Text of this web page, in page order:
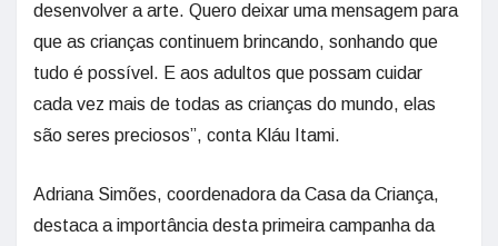
desenvolver a arte. Quero deixar uma mensagem para
que as crianças continuem brincando, sonhando que
tudo é possível. E aos adultos que possam cuidar
cada vez mais de todas as crianças do mundo, elas
são seres preciosos”, conta Kláu Itami.
Adriana Simões, coordenadora da Casa da Criança,
destaca a importância desta primeira campanha da